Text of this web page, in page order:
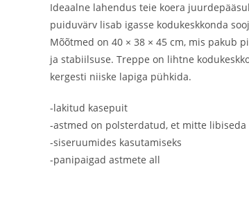
Ideaalne lahendus teie koera
puiduvärv lisab igasse kodukeskkonda
Mõõtmed on 40 × 38 × 45 cm, mis pakub
ja stabiilsuse. Treppe on lihtne
kergesti niiske lapiga pühkida.
-lakitud kasepuit
-astmed on polsterdatud, et mitte libiseda
-siseruumides kasutamiseks
-panipaigad astmete all